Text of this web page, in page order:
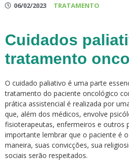
06/02/2023 TRATAMENTO
Cuidados
tratamento
O cuidado paliativo é uma parte
tratamento do paciente oncológico
prática assistencial é realizada por
que, além dos médicos, envolve
fisioterapeutas, enfermeiros e outros
importante lembrar que o paciente é
maneira, suas convicções, sua
sociais serão respeitados.